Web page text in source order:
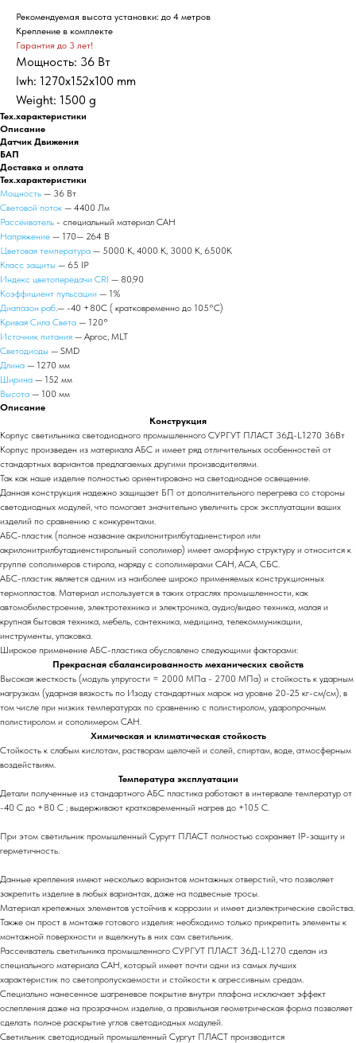
Рекомендуемая высота установки: до 4 метров
Крепление в комплекте
Гарантия до 3 лет!
Мощность: 36 Вт
lwh: 1270x152x100 mm
Weight: 1500 g
Тех.характеристики
Описание
Датчик Движения
БАП
Доставка и оплата
Тех.характеристики
Мощность — 36 Вт
Световой поток — 4400 Лм
Рассеиватель - специальный материал САН
Напряжение — 170— 264 В
Цветовая температура — 5000 К, 4000 К, 3000 К, 6500К
Класс защиты — 65 IP
Индекс цветопередачи CRI — 80,90
Коэффициент пульсации — 1%
Диапазон раб.— -40 +80С ( кратковременно до 105°С)
Кривая Сила Света — 120°
Источник питания — Аргос, MLT
Светодиоды — SMD
Длина — 1270 мм
Ширина — 152 мм
Высота — 100 мм
Описание
Конструкция
Корпус светильника светодиодного промышленного СУРГУТ ПЛАСТ 36Д-L1270 36Вт
Корпус произведен из материала АБС и имеет ряд отличительных особенностей от
стандартных вариантов предлагаемых другими производителями.
Так как наше изделие полностью ориентировано на светодиодное освещение.
Данная конструкция надежно защищает БП от дополнительного перегрева со стороны
светодиодных модулей, что помогает значительно увеличить срок эксплуатации ваших
изделий по сравнению с конкурентами.
АБС-пластик (полное название акрилонитрилбутадиенстирол или
акрилонитрилбутадиенстирольный сополимер) имеет аморфную структуру и относится к
группе сополимеров стирола, наряду с сополимерами САН, АСА, СБС.
АБС-пластик является одним из наиболее широко применяемых конструкционных
термопластов. Материал используется в таких отраслях промышленности, как
автомобилестроение, электротехника и электроника, аудио/видео техника, малая и
крупная бытовая техника, мебель, сантехника, медицина, телекоммуникации,
инструменты, упаковка.
Широкое применение АБС-пластика обусловлено следующими факторами:
Прекрасная сбалансированность механических свойств
Высокая жесткость (модуль упругости = 2000 МПа - 2700 МПа) и стойкость к ударным
нагрузкам (ударная вязкость по Изоду стандартных марок на уровне 20-25 кг-см/см), в
том числе при низких температурах по сравнению с полистиролом, ударопрочным
полистиролом и сополимером САН.
Химическая и климатическая стойкость
Стойкость к слабым кислотам, растворам щелочей и солей, спиртам, воде, атмосферным
воздействиям.
Температура эксплуатации
Детали полученные из стандартного АБС пластика работают в интервале температур от
-40 C до +80 С ; выдерживают кратковременный нагрев до +105 С.
При этом светильник промышленный Суругт ПЛАСТ полностью сохраняет IP-защиту и
герметичность.
Данные крепления имеют несколько вариантов монтажных отверстий, что позволяет
закрепить изделие в любых вариантах, даже на подвесные тросы.
Материал крепежных элементов устойчив к коррозии и имеет диэлектрические свойства.
Также он прост в монтаже готового изделия: необходимо только прикрепить элементы к
монтажной поверхности и вщелкнуть в них сам светильник.
Рассеиватель светильника промышленного СУРГУТ ПЛАСТ 36Д-L1270 сделан из
специального материала САН, который имеет почти одни из самых лучших
характеристик по светопропускаемости и стойкости к агрессивным средам.
Специально нанесенное шагреневое покрытие внутри плафона исключает эффект
ослепления даже на прозрачном изделие, а правильная геометрическая форма позволяет
сделать полное раскрытие углов светодиодных модулей.
Светильник светодиодный промышленный Сургут ПЛАСТ производится